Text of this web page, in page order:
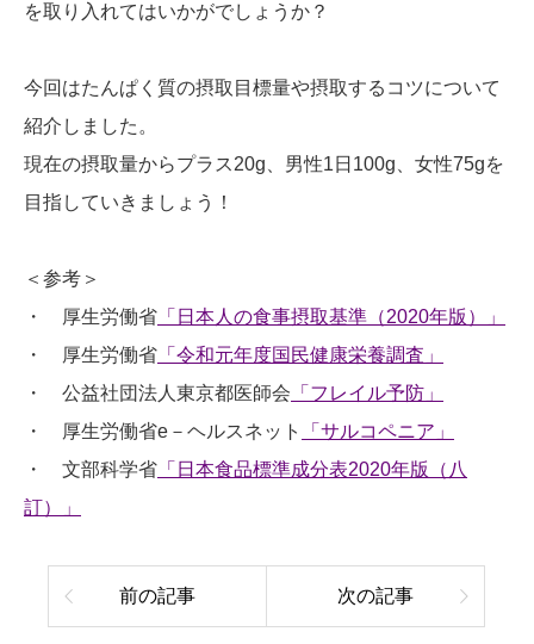
を取り入れてはいかがでしょうか？
今回はたんぱく質の摂取目標量や摂取するコツについて
紹介しました。
現在の摂取量からプラス20g、男性1日100g、女性75gを
目指していきましょう！
＜参考＞
・ 厚生労働省 「日本人の食事摂取基準（2020年版）」
・ 厚生労働省 「令和元年度国民健康栄養調査」
・ 公益社団法人東京都医師会 「フレイル予防」
・ 厚生労働省e－ヘルスネット
「サルコペニア」
・ 文部科学省 「日本食品標準成分表2020年版（八
訂）」
前の記事 次の記事